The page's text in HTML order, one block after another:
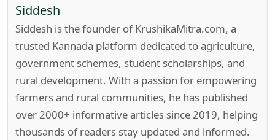
Siddesh
Siddesh is the founder of KrushikaMitra.com, a
trusted Kannada platform dedicated to agriculture,
government schemes, student scholarships, and
rural development. With a passion for empowering
farmers and rural communities, he has published
over 2000+ informative articles since 2019, helping
thousands of readers stay updated and informed.